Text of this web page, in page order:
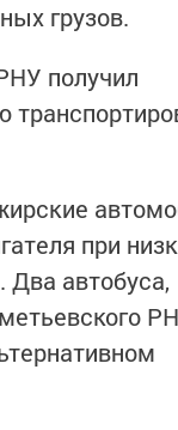
грузов.
получил
при
автобуса,